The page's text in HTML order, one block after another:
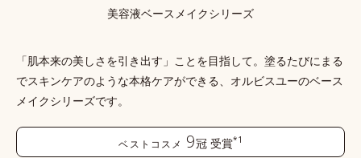
美容液ベースメイクシリーズ
「肌本来の美しさを引き出す」ことを目指して。塗るたびにまる
でスキンケアのような本格ケアができる、 オルビスユーのベース
メイクシリーズです。
ベストコスメ 9冠 受賞*1